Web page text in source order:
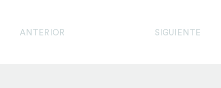
ANTERIOR SIGUIENTE